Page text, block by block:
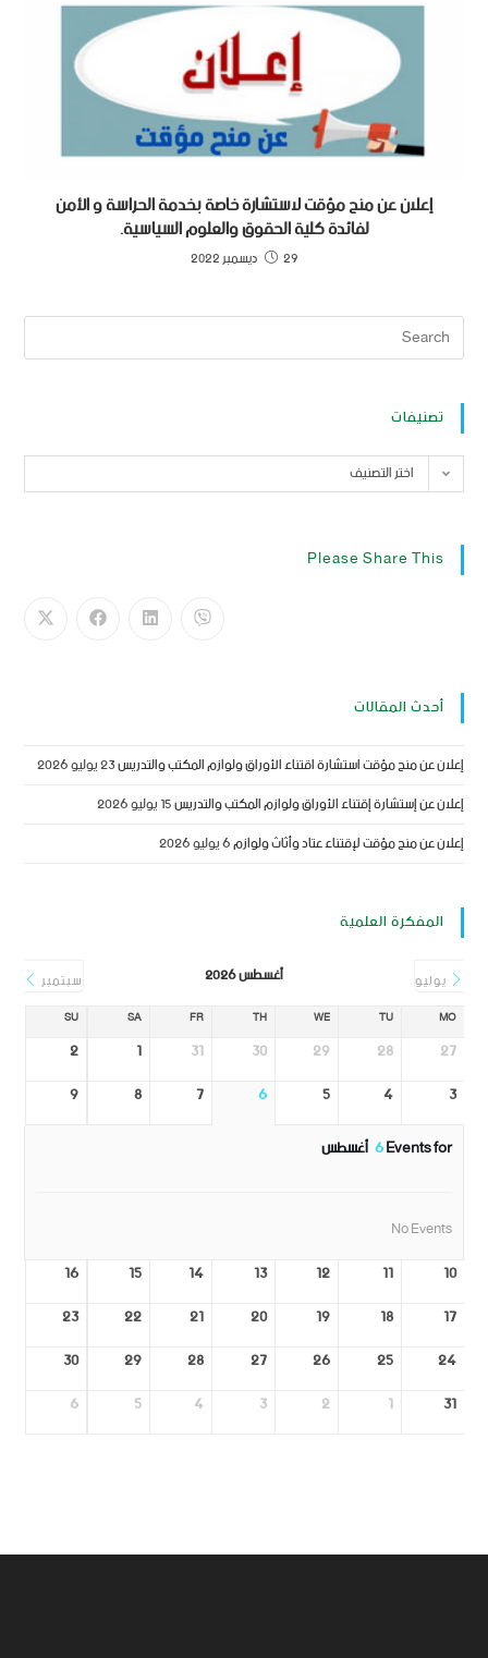
إعلان عن منح مؤقت لاستشارة خاصة بخدمة الحراسة و الأمن
لفائدة كلية الحقوق والعلوم السياسية.
29 ديسمبر 2022
تصنيفات
اختر التصنيف
Please Share This
أحدث المقالات
إعلان عن منح مؤقت استشارة اقتناء الأوراق ولوازم المكتب والتدريس23 يوليو 2026
إعلان عن إستشارة إقتناء الأوراق ولوازم المكتب والتدريس15 يوليو 2026
إعلان عن منح مؤقت لإقتناء عتاد وأثاث ولوازم6 يوليو 2026
المفكرة العلمية
يوليو أغسطس 2026 سبتمبر
MO
TU
WE
TH
FR
SA
SU
27
28
29
30
31
1
2
3
4
5
6
7
8
9
Events for
6أغسطس
No Events
10
11
12
13
14
15
16
17
18
19
20
21
22
23
24
25
26
27
28
29
30
31
1
2
3
4
5
6